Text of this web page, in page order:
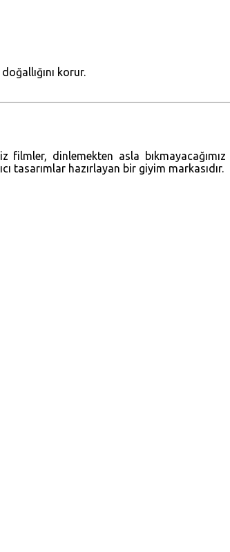
korur.
dinlemekten asla
tasarımlar hazırlayan bir giyim markasıdır.